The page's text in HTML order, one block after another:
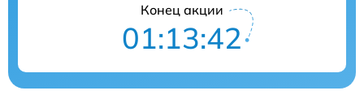
Конец акции
01:13:41